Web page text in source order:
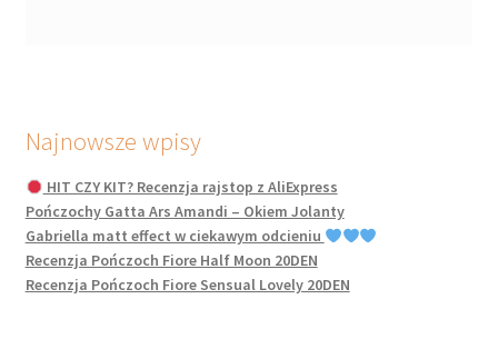
Najnowsze wpisy
HIT CZY KIT? Recenzja rajstop z AliExpress
Pończochy Gatta Ars Amandi – Okiem Jolanty
Gabriella matt effect w ciekawym odcieniu
Recenzja Pończoch Fiore Half Moon 20DEN
Recenzja Pończoch Fiore Sensual Lovely 20DEN